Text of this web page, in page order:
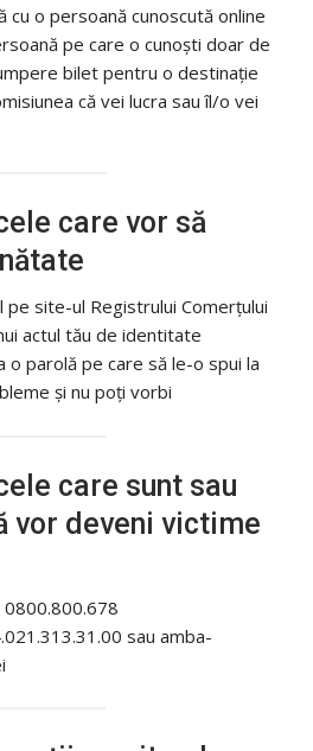
cu o persoană cunoscută online
pe care o cunoști doar de
bilet pentru o destinație
că vei lucra sau îl/o vei
care vor să
pe site-ul Registrului Comerțului
actul tău de identitate
o parolă pe care să le-o spui la
și nu poți vorbi
care sunt sau
vor deveni victime
0800.800.678
­sau amba­